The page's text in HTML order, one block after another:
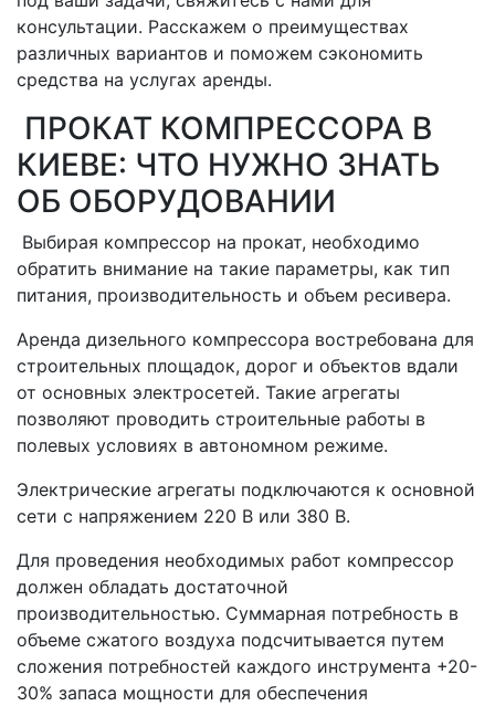
консультации. Расскажем о преимуществах
различных вариантов и поможем сэкономить
средства на услугах аренды.
ПРОКАТ КОМПРЕССОРА В
КИЕВЕ: ЧТО НУЖНО ЗНАТЬ
ОБ ОБОРУДОВАНИИ
Выбирая компрессор на прокат, необходимо
обратить внимание на такие параметры, как тип
питания, производительность и объем ресивера.
Аренда дизельного компрессора востребована для
строительных площадок, дорог и объектов вдали
от основных электросетей. Такие агрегаты
позволяют проводить строительные работы в
полевых условиях в автономном режиме.
Электрические агрегаты подключаются к основной
сети с напряжением 220 В или 380 В.
Для проведения необходимых работ компрессор
должен обладать достаточной
производительностью. Суммарная потребность в
объеме сжатого воздуха подсчитывается путем
сложения потребностей каждого инструмента +20-
30% запаса мощности для обеспечения